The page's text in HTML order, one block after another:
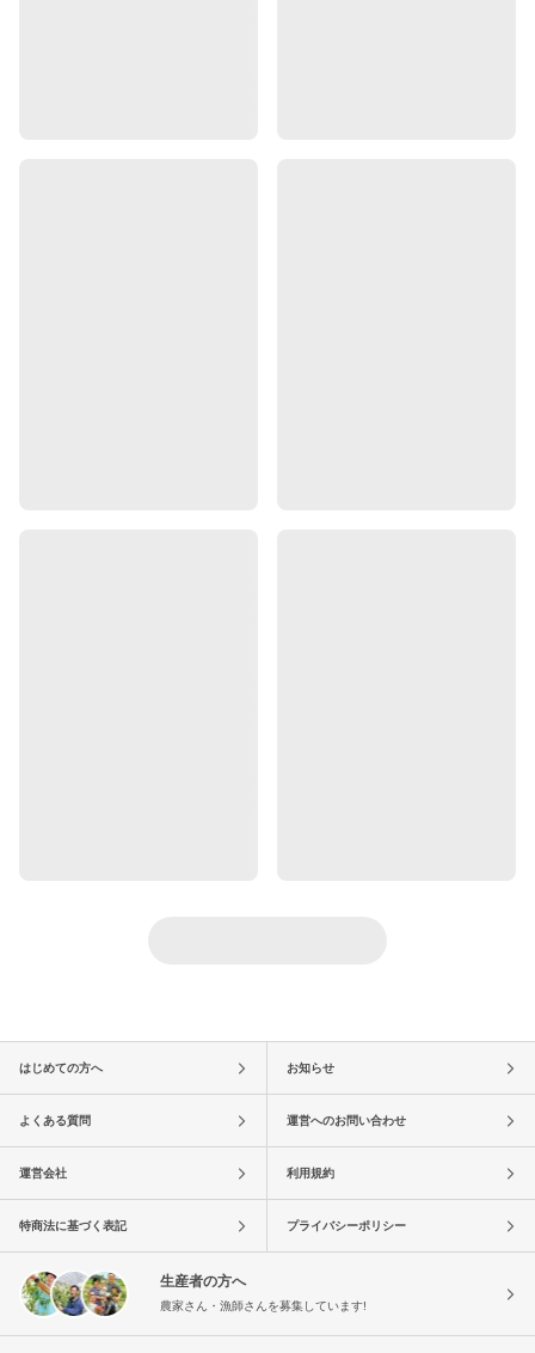
はじめての方へ お知らせ
よくある質問 運営へのお問い合わせ
運営会社 利用規約
特商法に基づく表記 プライバシーポリシー
生産者の方へ
農家さん・漁師さんを募集しています!